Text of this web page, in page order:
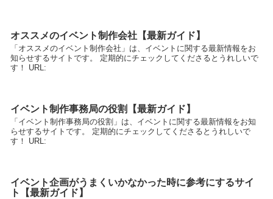
オススメのイベント制作会社【最新ガイド】
「オススメのイベント制作会社」は、イベントに関する最新情報をお
知らせするサイトです。 定期的にチェックしてくださるとうれしいで
す！ URL:
イベント制作事務局の役割【最新ガイド】
「イベント制作事務局の役割」は、イベントに関する最新情報をお知
らせするサイトです。 定期的にチェックしてくださるとうれしいで
す！ URL:
イベント企画がうまくいかなかった時に参考にするサイ
ト【最新ガイド】